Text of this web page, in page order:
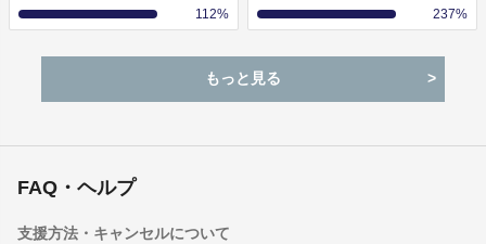
112% 237%
もっと見る
FAQ・ヘルプ
支援方法・キャンセルについて